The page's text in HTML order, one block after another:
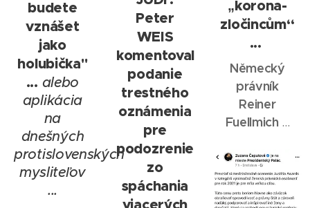
1000
právnikov a
viac ako 10
000
lekárskych
expertov
inicioval
najväčší
súdny
proces s
názvom
Norimberg 2.
preniká
energia k
niektorým
jednotlivcom.
Ako keby bola
poprepichávaná
špendlíkmi,
veľmi
budete
vznášet
jako
holubička"
... alebo
aplikácia
na
dnešných
protislovenských
mysliteľov
...
Peter
WEIS
komentoval
podanie
trestného
oznámenia
pre
podozrenie
zo
spáchania
viacerých
„korona-
zločincům“
...
Německý
právník
Reiner
Fuellmich v
rozhovoru
skvěle
vystihuje